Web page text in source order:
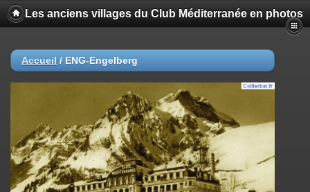
Les anciens villages du Club Méditerranée en photos
Accueil / ENG-Engelberg